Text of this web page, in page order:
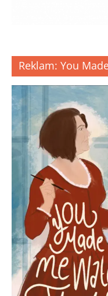
Reklam: You